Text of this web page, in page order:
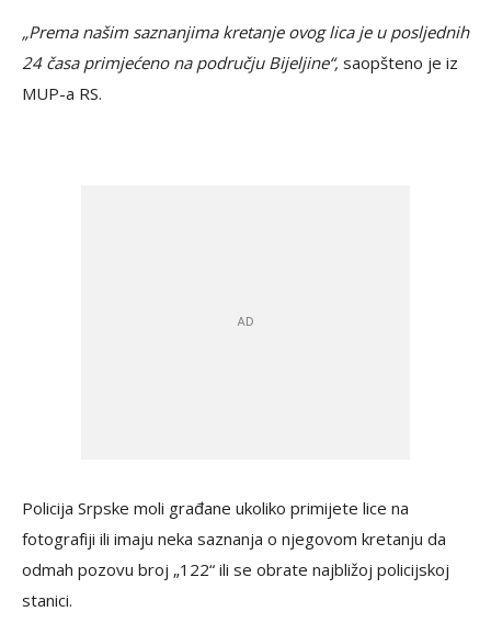
„Prema našim saznanjima kretanje ovog lica je u posljednih
24 časa primjećeno na području Bijeljine“, saopšteno je iz
MUP-a RS.
Policija Srpske moli građane ukoliko primijete lice na
fotografiji ili imaju neka saznanja o njegovom kretanju da
odmah pozovu broj „122“ ili se obrate najbližoj policijskoj
stanici.